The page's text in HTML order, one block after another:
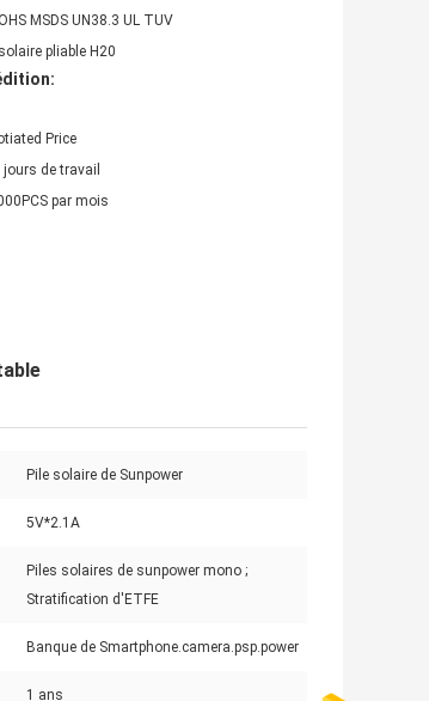
MSDS UN38.3 UL TUV
pliable H20
Price
jours de travail
par mois
Pile solaire de Sunpower
5V*2.1A
Piles solaires de sunpower mono ;
Stratification d'ETFE
Banque de Smartphone.camera.psp.power
1 ans